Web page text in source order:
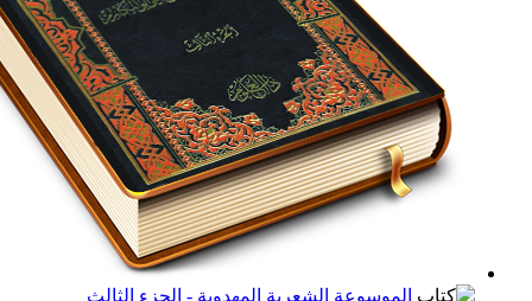
الموسوعة الشعرية المهدوية - الجزء الثالث